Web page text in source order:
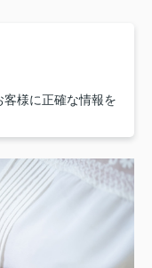
様に正確な情報を